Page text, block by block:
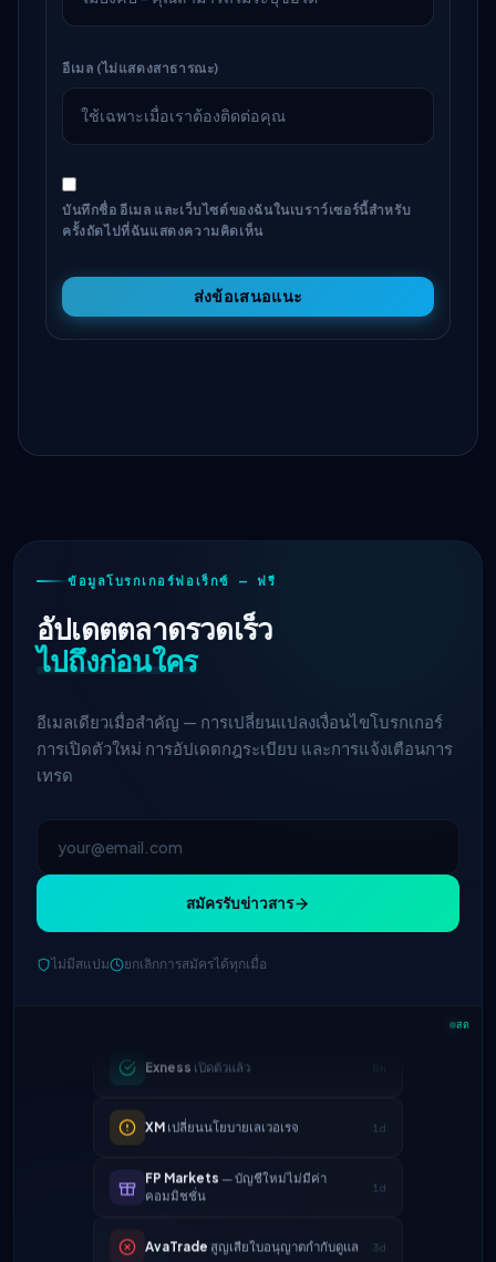
อีเมล (ไม่แสดงสาธารณะ)
บันทึกชื่อ อีเมล และเว็บไซต์ของฉันในเบราว์เซอร์นี้สำหรับ
ครั้งถัดไปที่ฉันแสดงความคิดเห็น
ส่งข้อเสนอแนะ
ข้อมูลโบรกเกอร์ฟอเร็กซ์ — ฟรี
อัปเดตตลาดรวดเร็ว
ไปถึงก่อนใคร
อีเมลเดียวเมื่อสำคัญ — การเปลี่ยนแปลงเงื่อนไขโบรกเกอร์
การเปิดตัวใหม่ การอัปเดตกฎระเบียบ และการแจ้งเตือนการ
เทรด
สมัครรับข่าวสาร
ไม่มีสแปม ยกเลิกการสมัครได้ทุกเมื่อ
สด
จุด
XMเปลี่ยนนโยบายเลเวอเรจ
FP Markets— บัญชีใหม่ไม่มีค่า
1d
AvaTrade สูญเสียใบอนุญาตกำกับดูแล 3d
Tickmillความเร็วถอนเงินเป็น 24 ชั่วโมง
4d